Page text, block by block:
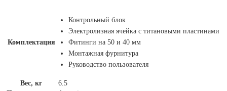
Комплектация
Контрольный блок
Электролизная ячейка с титановыми пластинами
Фитинги на 50 и 40 мм
Монтажная фурнитура
Руководство пользователя
Вес, кг
6.5